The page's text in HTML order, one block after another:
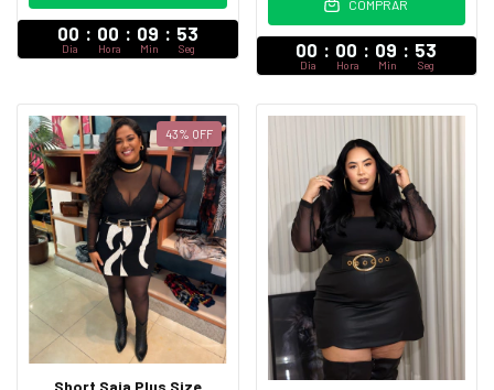
00 : 00 : 09 : 52
Dia Hora Min Seg
COMPRAR
00 : 00 : 09 : 52
Dia Hora Min Seg
43% OFF
Short Saia Plus Size